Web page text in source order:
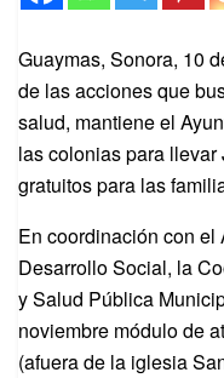
Guaymas, Sonora, 10
de las acciones que
salud, mantiene el
las colonias para
gratuitos para las
En coordinación con el
Desarrollo Social, la
y Salud Pública
noviembre módulo de
(afuera de la iglesia